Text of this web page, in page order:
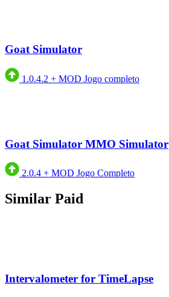
Goat Simulator
1.0.4.2 + MOD Jogo completo
Goat Simulator MMO Simulator
2.0.4 + MOD Jogo Completo
Similar Paid
Intervalometer for TimeLapse